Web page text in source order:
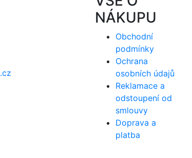
NÁKUPU
Obchodní
podmínky
Ochrana
osobních údajů
Reklamace a
odstoupení od
smlouvy
Doprava a
platba